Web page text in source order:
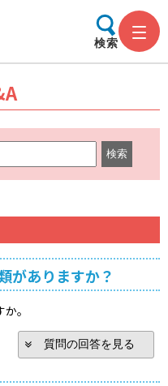
検索
がありますか？
。
質問の回答を見る